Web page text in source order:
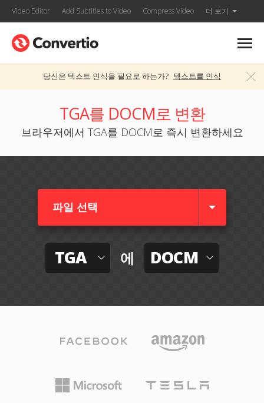
Video Editor Add Subtitles to Video Compress Video 더 보기
당신은 텍스트 인식을 필요로 하는가? 텍스트를 인식
TGA를 DOCM로 변환
브라우저에서 TGA를 DOCM로 즉시 변환하세요
파일 선택
TGA 에 DOCM